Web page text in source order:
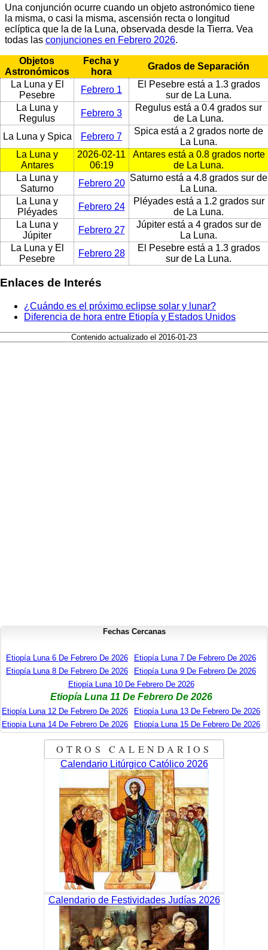
Una conjunción ocurre cuando un objeto astronómico tiene
la misma, o casi la misma, ascensión recta o longitud
eclíptica que la de la Luna, observada desde la Tierra. Vea
todas las conjunciones en Febrero 2026.
Objetos
Astronómicos
Fecha y
hora
Grados de Separación
La Luna y El
Pesebre
Febrero 1
El Pesebre está a 1.3 grados
sur de La Luna.
La Luna y
Regulus
Febrero 3
Regulus está a 0.4 grados sur
de La Luna.
La Luna y Spica
Febrero 7
Spica está a 2 grados norte de
La Luna.
La Luna y
Antares
2026-02-11
06:19
Antares está a 0.8 grados norte
de La Luna.
La Luna y
Saturno
Febrero 20
Saturno está a 4.8 grados sur de
La Luna.
La Luna y
Pléyades
Febrero 24
Pléyades está a 1.2 grados sur
de La Luna.
La Luna y
Júpiter
Febrero 27
Júpiter está a 4 grados sur de
La Luna.
La Luna y El
Pesebre
Febrero 28
El Pesebre está a 1.3 grados
sur de La Luna.
Enlaces de Interés
¿Cuándo es el próximo eclipse solar y lunar?
Diferencia de hora entre Etiopía y Estados Unidos
Contenido actualizado el 2016-01-23
Fechas Cercanas
Etiopía Luna 6 De Febrero De 2026
Etiopía Luna 7 De Febrero De 2026
Etiopía Luna 8 De Febrero De 2026
Etiopía Luna 9 De Febrero De 2026
Etiopía Luna 10 De Febrero De 2026
Etiopía Luna 11 De Febrero De 2026
Etiopía Luna 12 De Febrero De 2026
Etiopía Luna 13 De Febrero De 2026
Etiopía Luna 14 De Febrero De 2026
Etiopía Luna 15 De Febrero De 2026
OTROS CALENDARIOS
Calendario Litúrgico Católico 2026
Calendario de Festividades Judías 2026